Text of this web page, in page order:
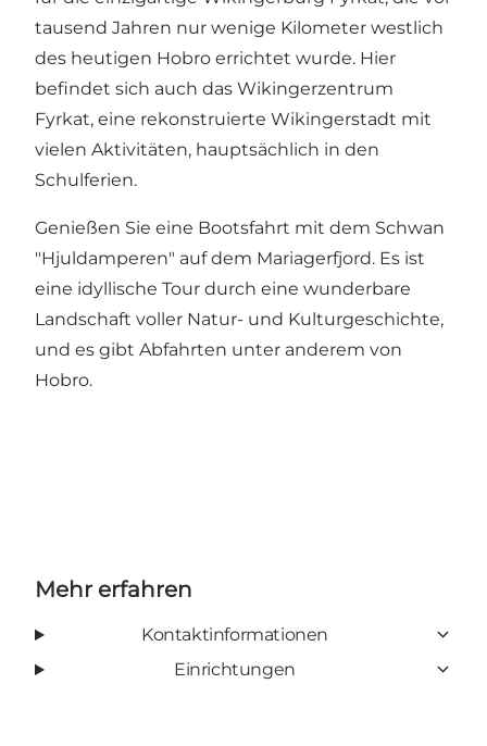
tausend Jahren nur wenige Kilometer westlich
des heutigen Hobro errichtet wurde. Hier
befindet sich auch das Wikingerzentrum
Fyrkat, eine rekonstruierte Wikingerstadt mit
vielen Aktivitäten, hauptsächlich in den
Schulferien.
Genießen Sie eine Bootsfahrt mit dem Schwan
"Hjuldamperen" auf dem Mariagerfjord. Es ist
eine idyllische Tour durch eine wunderbare
Landschaft voller Natur- und Kulturgeschichte,
und es gibt Abfahrten unter anderem von
Hobro.
Mehr erfahren
Kontaktinformationen
Einrichtungen